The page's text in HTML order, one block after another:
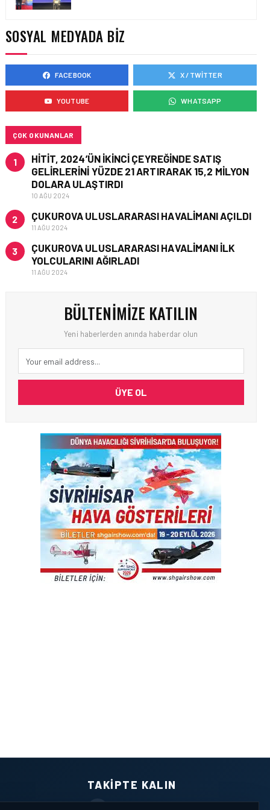
HAVACILIK • 05 AĞU 2026
YAKIT MALIYETLERINDEKI
YÜZDE 46’LIK ARTIŞA
KARŞI HANGI ÖNLEMLER
SOSYAL MEDYADA BIZ
FACEBOOK X / TWITTER
YOUTUBE WHATSAPP
ÇOK OKUNANLAR
1
HITIT, 2024’ÜN IKINCI ÇEYREĞINDE SATIŞ
GELIRLERINI YÜZDE 21 ARTIRARAK 15,2 MILYON
DOLARA ULAŞTIRDI
10 AĞU 2024
2 ÇUKUROVA ULUSLARARASI HAVALIMANI AÇILDI
11 AĞU 2024
3
ÇUKUROVA ULUSLARARASI HAVALIMANI İLK
YOLCULARINI AĞIRLADI
11 AĞU 2024
BÜLTENIMIZE KATILIN
Yeni haberlerden anında haberdar olun
ÜYE OL
TAKIPTE KALIN